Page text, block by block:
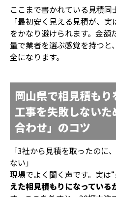
ここまで書かれている見積同
「最初安く見える見積が、
をかなり避けられます。金額
量で業者を選ぶ感覚を持つ
全になります。
岡山県で相見積も
工事を失敗しない
合わせ」のコツ
「3社から見積を取ったのに
ない」
現場でよく聞く声です。実は“
えた相見積もりになっている